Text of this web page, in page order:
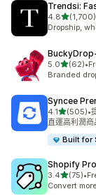
Trendsi:
4.8滿分 5 顆
(1,700)
共有 1700 則
Dropship,
5.0滿分 5 顆
(62)
共有 62 則評
•
Branded
Syncee
4.1滿分 5 顆
(505)
共有 505 則•
直運高利潤商
Built for
Shopify
3.4滿分 5 顆
(75)
共有 75 則評
•
Convert